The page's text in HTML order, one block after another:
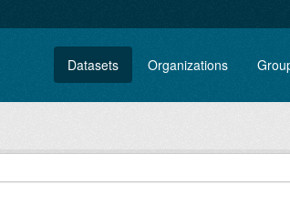
Datasets Organizations